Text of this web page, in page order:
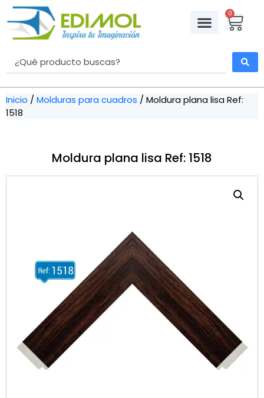
0
Inicio / Molduras para cuadros / Moldura plana lisa Ref:
1518
Moldura plana lisa Ref: 1518